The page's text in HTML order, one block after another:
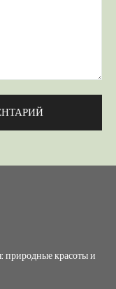
природные красоты и